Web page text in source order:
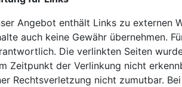
Angebot enthält Links zu externen
auch keine Gewähr übernehmen.
Die verlinkten Seiten
Zeitpunkt der Verlinkung nicht
Rechtsverletzung nicht zumutbar.